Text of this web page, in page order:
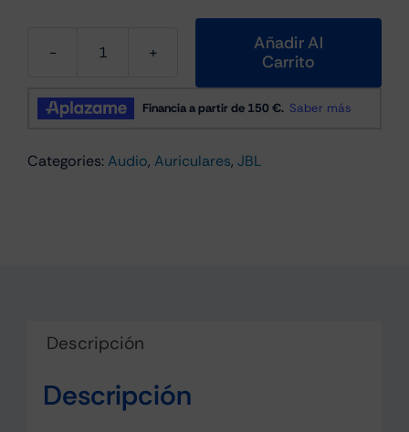
JBL
Buds
Azul
Añadir Al
Carrito
Categories:Audio, Auriculares, JBL
Descripción
Descripción